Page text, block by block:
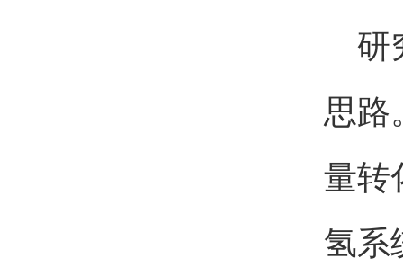
研
思路
量转
氢系